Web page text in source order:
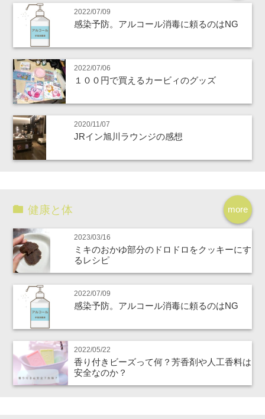
2022/07/09
感染予防。アルコール消毒に頼るのはNG
2022/07/06
１００円で買えるカービィのグッズ
2020/11/07
JRイン旭川ラウンジの感想
more
健康と体
2023/03/16
ミキのおかゆ部分のドロドロをクッキーにす
るレシピ
2022/07/09
感染予防。アルコール消毒に頼るのはNG
2022/05/22
香り付きビーズって何？芳香剤や人工香料は
安全なのか？